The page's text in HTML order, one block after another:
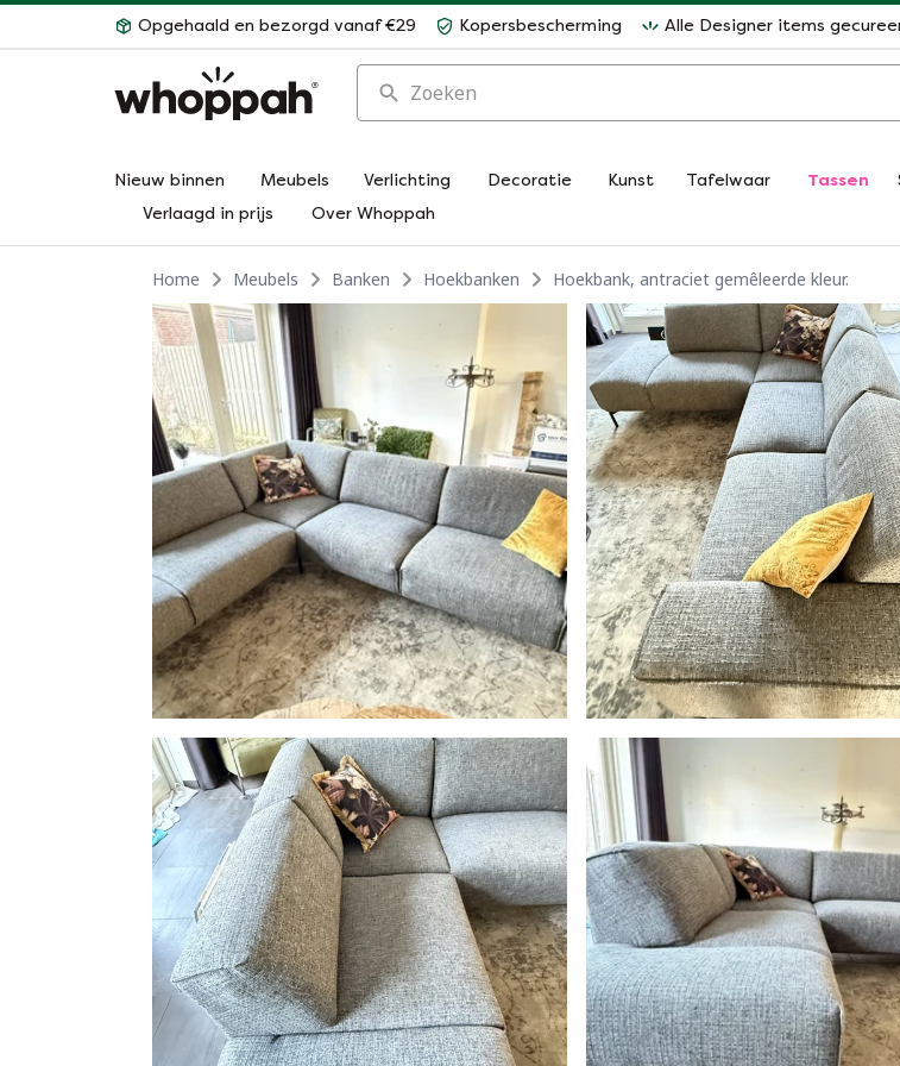
Opgehaald en bezorgd vanaf €29 Kopersbescherming Alle Designer items
Zoeken
Nieuw binnen Meubels Verlichting Decoratie Kunst Tafelwaar Tassen
Verlaagd in prijs
Over Whoppah
Home Meubels Banken Hoekbanken Hoekbank, antraciet gemêleerde kleur.